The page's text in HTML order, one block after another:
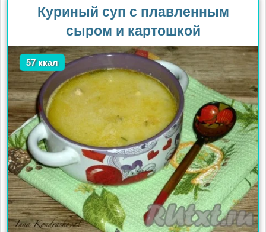
Куриный суп с плавленным
сыром и картошкой
57 ккал